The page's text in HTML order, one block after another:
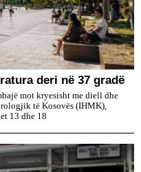
deri në 37 gradë
mot kryesisht me diell dhe
të Kosovës (IHMK),
13 dhe 18